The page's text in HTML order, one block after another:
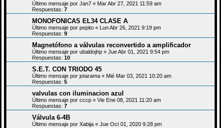
Último mensaje por Jan7 « Mar Abr 27, 2021 11:59 am
Respuestas: 7
MONOFONICAS EL34 CLASE A
Último mensaje por pepito « Lun Abr 26, 2021 9:19 pm
Respuestas: 9
Magnetófono a válvulas reconvertido a amplificador
Último mensaje por ubaldojhp « Jue Abr 01, 2021 9:54 pm
Respuestas: 10
S.E.T. CON TRIODO 45
Último mensaje por jotarama « Mié Mar 03, 2021 10:20 am
Respuestas: 5
valvulas con iluminacion azul
Último mensaje por cccp « Vie Ene 08, 2021 11:20 am
Respuestas: 7
Válvula 6-4B
Último mensaje por Xabija « Jue Oct 01, 2020 9:28 pm